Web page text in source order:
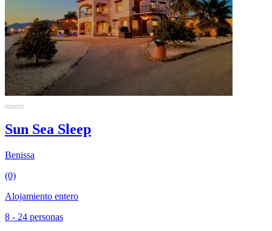
Sun Sea Sleep
Benissa
(0)
Alojamiento entero
8 - 24 personas